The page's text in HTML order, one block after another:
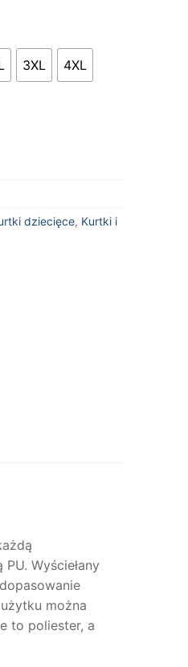
3XL 4XL
dziecięce, Kurtki i
Wyściełany
można
to poliester, a